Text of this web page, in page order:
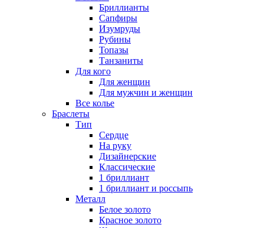
Бриллианты
Сапфиры
Изумруды
Рубины
Топазы
Танзаниты
Для кого
Для женщин
Для мужчин и женщин
Все колье
Браслеты
Тип
Сердце
На руку
Дизайнерские
Классические
1 бриллиант
1 бриллиант и россыпь
Металл
Белое золото
Красное золото